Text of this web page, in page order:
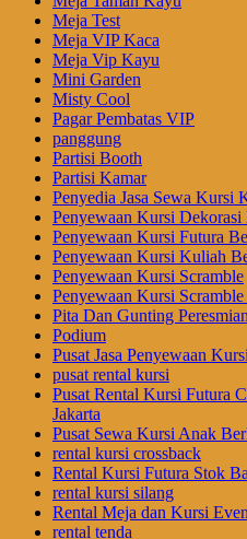
Meja Test
Meja VIP Kaca
Meja Vip Kayu
Mini Garden
Misty Cool
Pagar Pembatas VIP
panggung
Partisi Booth
Partisi Kamar
Penyedia Jasa Sewa Kursi
Penyewaan Kursi
Penyewaan Kursi Futura
Penyewaan Kursi Kuliah
Penyewaan Kursi Scramble
Penyewaan Kursi
Pita Dan Gunting Peresmian
Podium
Pusat Jasa Penyewaan
pusat rental kursi
Pusat Rental Kursi Futura
Jakarta
Pusat Sewa Kursi Anak
rental kursi crossback
Rental Kursi Futura Stok
rental kursi silang
Rental Meja dan Kursi
rental tenda